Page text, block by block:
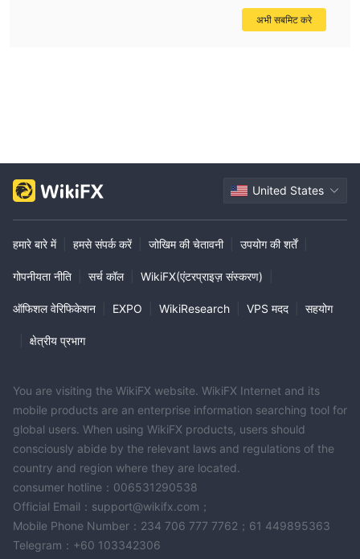
अभी सबमिट करे
United States
हमारे बारे में हमसे संपर्क करें जोखिम की चेतावनी उपयोग की शर्तें
गोपनीयता नीति सर्च कॉल WikiFX(एंटरप्राइज़ संस्करण)
ऑफिशल वेरिफिकेशन EXPO WikiResearch VPS मदद सहयोग
क्षेत्रीय प्रभाग
You are visiting the WikiFX website. WikiFX Internet and its
mobile products are an enterprise information searching tool for
global users. When using WikiFX products, users should
consciously abide by the relevant laws and regulations of the
country and region where they are located.
consumer hotline：006531290538
Official Email：support@wikifx.com；
Mobile Phone Number：234 706 777 7762；61 449895363
Telegram：+60 103342306